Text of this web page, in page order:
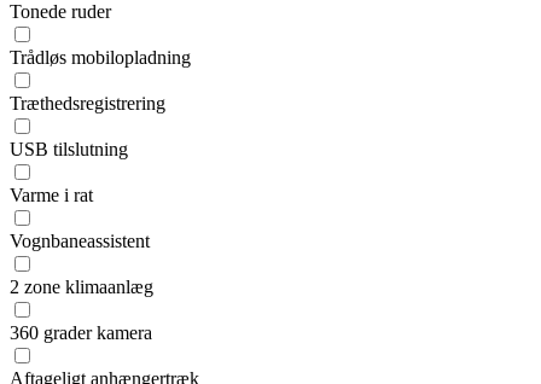
Tonede ruder
Trådløs mobilopladning
Træthedsregistrering
USB tilslutning
Varme i rat
Vognbaneassistent
2 zone klimaanlæg
360 grader kamera
Aftageligt anhængertræk